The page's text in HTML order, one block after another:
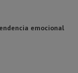
emocional